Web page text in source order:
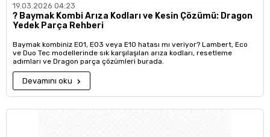
19.03.2026 04:23
?️ Baymak Kombi Arıza Kodları ve Kesin Çözümü: Dragon
Yedek Parça Rehberi
Baymak kombiniz E01, E03 veya E10 hatası mı veriyor? Lambert, Eco
ve Duo Tec modellerinde sık karşılaşılan arıza kodları, resetleme
adımları ve Dragon parça çözümleri burada.
Devamını oku